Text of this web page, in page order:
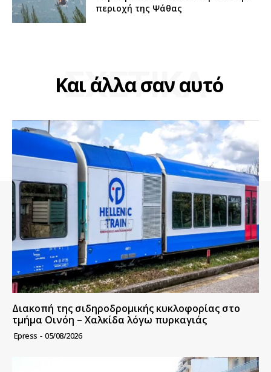
περιοχή της Ψάθας
Και άλλα σαν αυτό
ΣΧΕΤΙΚΑ
Διακοπή της σιδηροδρομικής κυκλοφορίας στο
τμήμα Οινόη – Χαλκίδα λόγω πυρκαγιάς
Epress - 05/08/2026